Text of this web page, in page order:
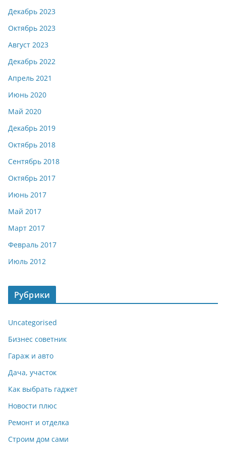
Декабрь 2023
Октябрь 2023
Август 2023
Декабрь 2022
Апрель 2021
Июнь 2020
Май 2020
Декабрь 2019
Октябрь 2018
Сентябрь 2018
Октябрь 2017
Июнь 2017
Май 2017
Март 2017
Февраль 2017
Июль 2012
Рубрики
Uncategorised
Бизнес советник
Гараж и авто
Дача, участок
Как выбрать гаджет
Новости плюс
Ремонт и отделка
Строим дом сами